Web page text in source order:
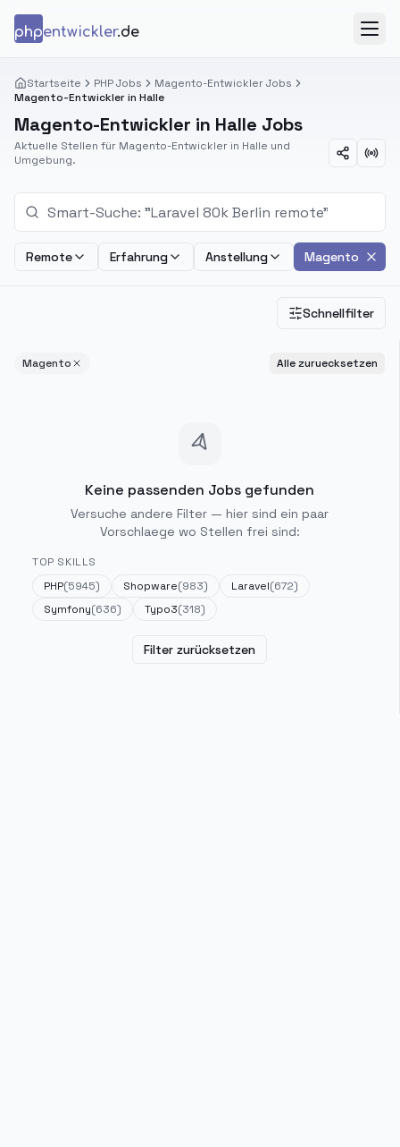
phpentwickler.de
Startseite PHP Jobs
Magento-Entwickler Jobs
Magento-Entwickler in Halle
Magento-Entwickler in Halle Jobs
Aktuelle Stellen für Magento-Entwickler in Halle und
Umgebung.
Remote Erfahrung Anstellung Magento
Schnellfilter
Magento Alle zuruecksetzen
Keine passenden Jobs gefunden
Versuche andere Filter — hier sind ein paar
Vorschlaege wo Stellen frei sind:
TOP SKILLS
PHP(5945) Shopware(983) Laravel(672)
Symfony(636) Typo3(318)
Filter zurücksetzen